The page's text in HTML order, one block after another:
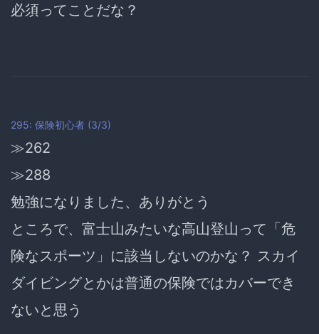
必須ってことだな？
295: 保険初心者 (3/3)
≫262
≫288
勉強になりました、ありがとう
ところで、 富士山みたいな高山登山って「危
険なスポーツ」に該当しないのかな？ スカイ
ダイビングとかは普通の保険ではカバーでき
ないと思う